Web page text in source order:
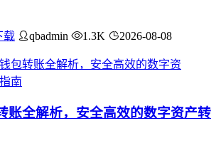
载 qbadmin 1.3K 2026-08-08
账全解析，安全高效的数字资产转